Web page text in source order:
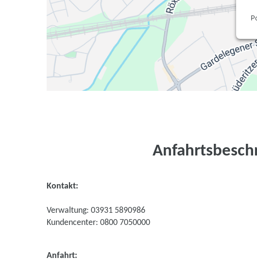
Kontakt:
Verwaltung: 03931 5890986
Kundencenter: 0800 7050000
Anfahrt: